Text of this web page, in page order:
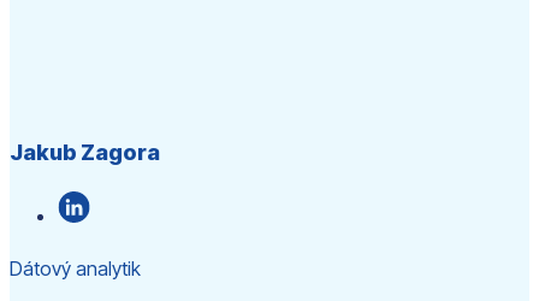
Jakub Zagora
Dátový analytik